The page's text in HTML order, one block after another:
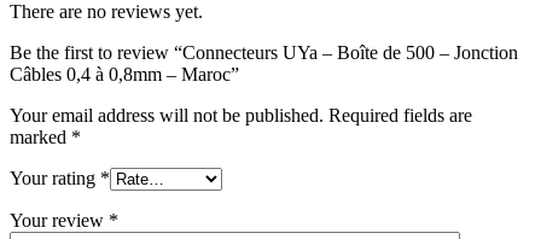
There are no reviews yet.
Be the first to review “Connecteurs UYa – Boîte de 500 – Jonction
Câbles 0,4 à 0,8mm – Maroc”
Your email address will not be published. Required fields are
marked *
Your rating *
Your review *